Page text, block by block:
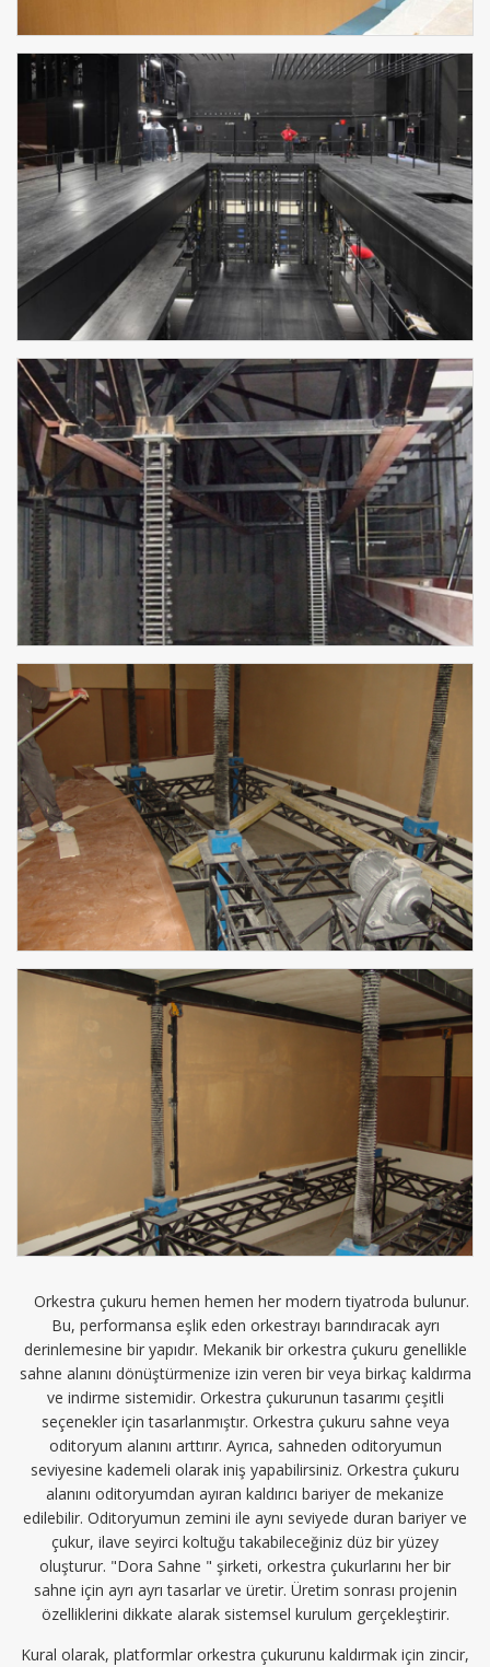
Orkestra çukuru hemen hemen her modern tiyatroda bulunur.
Bu, performansa eşlik eden orkestrayı barındıracak ayrı
derinlemesine bir yapıdır. Mekanik bir orkestra çukuru genellikle
sahne alanını dönüştürmenize izin veren bir veya birkaç kaldırma
ve indirme sistemidir. Orkestra çukurunun tasarımı çeşitli
seçenekler için tasarlanmıştır. Orkestra çukuru sahne veya
oditoryum alanını arttırır. Ayrıca, sahneden oditoryumun
seviyesine kademeli olarak iniş yapabilirsiniz. Orkestra çukuru
alanını oditoryumdan ayıran kaldırıcı bariyer de mekanize
edilebilir. Oditoryumun zemini ile aynı seviyede duran bariyer ve
çukur, ilave seyirci koltuğu takabileceğiniz düz bir yüzey
oluşturur. "Dora Sahne " şirketi, orkestra çukurlarını her bir
sahne için ayrı ayrı tasarlar ve üretir. Üretim sonrası projenin
özelliklerini dikkate alarak sistemsel kurulum gerçekleştirir.
Kural olarak, platformlar orkestra çukurunu kaldırmak için zincir,